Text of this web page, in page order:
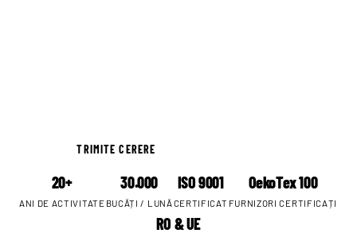
TRIMITE CERERE
20+
ANI DE ACTIVITATE
30.000
BUCĂȚI / LUNĂ
ISO 9001
CERTIFICAT
OekoTex 100
FURNIZORI CERTIFICAȚI
RO & UE